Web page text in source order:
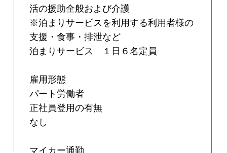
活の援助全般および介護
※泊まりサービスを利用する利用者様の
支援・食事・排泄など
泊まりサービス １日６名定員
雇用形態
パート労働者
正社員登用の有無
なし
マイカー通勤